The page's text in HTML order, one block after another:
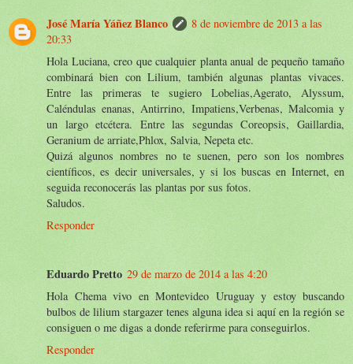
José María Yáñez Blanco
8 de noviembre de 2013 a las
20:33
Hola Luciana, creo que cualquier planta anual de pequeño tamaño
combinará bien con Lilium, también algunas plantas vivaces.
Entre las primeras te sugiero Lobelias,Agerato, Alyssum,
Caléndulas enanas, Antirrino, Impatiens,Verbenas, Malcomia y
un largo etcétera. Entre las segundas Coreopsis, Gaillardia,
Geranium de arriate,Phlox, Salvia, Nepeta etc.
Quizá algunos nombres no te suenen, pero son los nombres
científicos, es decir universales, y si los buscas en Internet, en
seguida reconocerás las plantas por sus fotos.
Saludos.
Responder
Eduardo Pretto 29 de marzo de 2014 a las 4:20
Hola Chema vivo en Montevideo Uruguay y estoy buscando
bulbos de lilium stargazer tenes alguna idea si aquí en la región se
consiguen o me digas a donde referirme para conseguirlos.
Responder